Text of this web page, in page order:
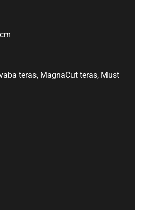
teras, MagnaCut teras, Must